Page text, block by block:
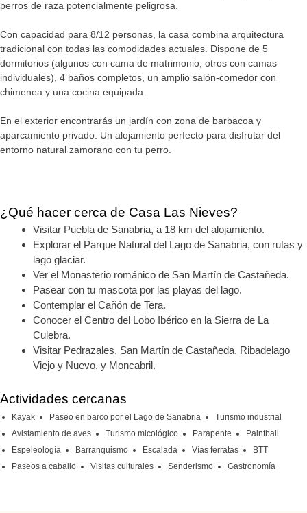
perros de raza potencialmente peligrosa.
Con capacidad para 8/12 personas, la casa combina arquitectura
tradicional con todas las comodidades actuales. Dispone de 5
dormitorios (algunos con cama de matrimonio, otros con camas
individuales), 4 baños completos, un amplio salón-comedor con
chimenea y una cocina equipada.
En el exterior encontrarás un jardín con zona de barbacoa y
aparcamiento privado. Un alojamiento perfecto para disfrutar del
entorno natural zamorano con tu perro.
¿Qué hacer cerca de Casa Las Nieves?
Visitar Puebla de Sanabria, a 18 km del alojamiento.
Explorar el Parque Natural del Lago de Sanabria, con rutas y
lago glaciar.
Ver el Monasterio románico de San Martín de Castañeda.
Pasear con tu mascota por las playas del lago.
Contemplar el Cañón de Tera.
Conocer el Centro del Lobo Ibérico en la Sierra de La
Culebra.
Visitar Pedrazales, San Martín de Castañeda, Ribadelago
Viejo y Nuevo, y Moncabril.
Actividades cercanas
Kayak Paseo en barco por el Lago de Sanabria
Turismo industrial
Avistamiento de aves
Turismo micológico Parapente
Paintball
Espeleología
Barranquismo Escalada Vías ferratas
BTT
Paseos a caballo
Visitas culturales Senderismo Gastronomía